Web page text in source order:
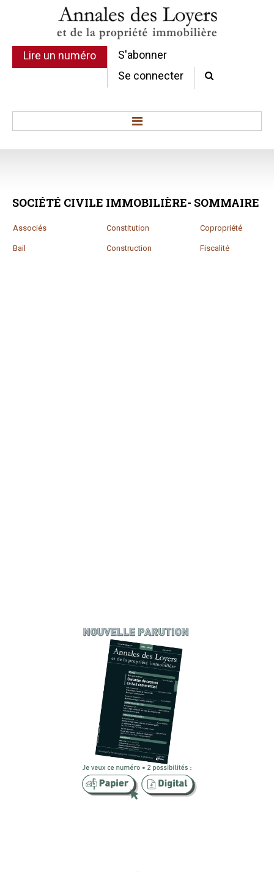
Lire un numéro
S'abonner
Se connecter
Sommaires
Chroniques
SOCIÉTÉ CIVILE IMMOBILIÈRE- SOMMAIRE
Associés Constitution Copropriété
Bail Construction Fiscalité